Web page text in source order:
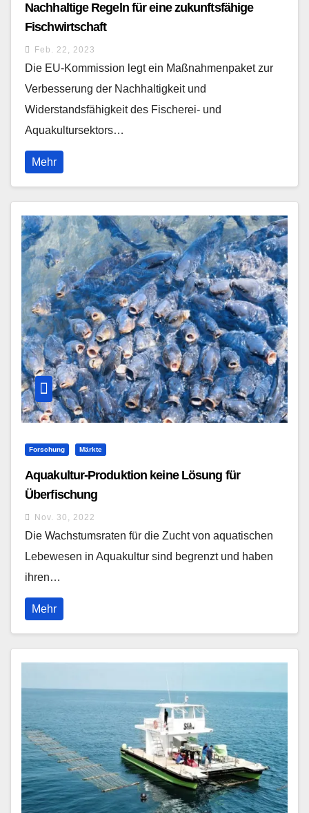
Nachhaltige Regeln für eine zukunftsfähige
Fischwirtschaft
Feb. 22, 2023
Die EU-Kommission legt ein Maßnahmenpaket zur
Verbesserung der Nachhaltigkeit und
Widerstandsfähigkeit des Fischerei- und
Aquakultursektors…
Mehr
Forschung Märkte
Aquakultur-Produktion keine Lösung für
Überfischung
Nov. 30, 2022
Die Wachstumsraten für die Zucht von aquatischen
Lebewesen in Aquakultur sind begrenzt und haben
ihren…
Mehr